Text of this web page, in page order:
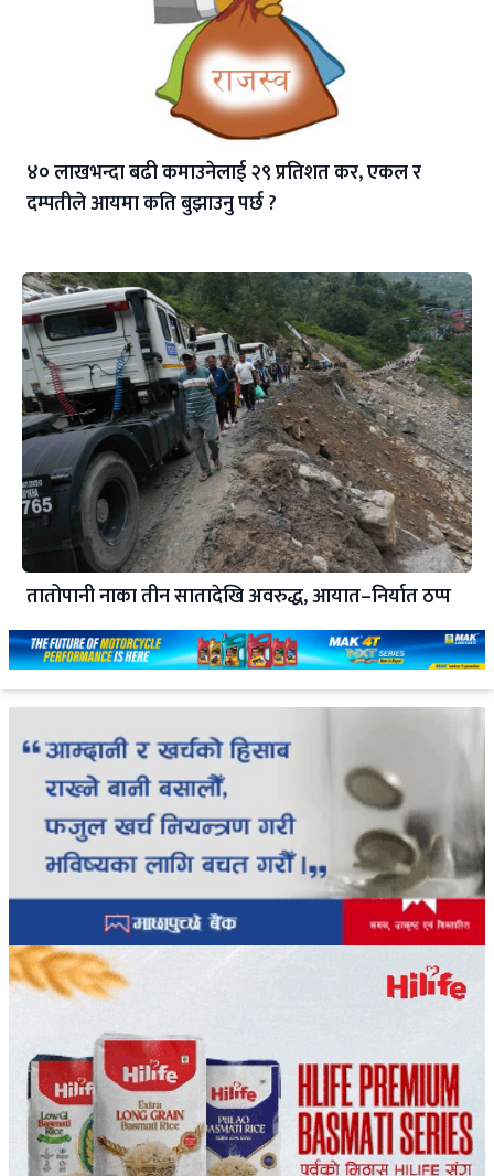
४० लाखभन्दा बढी कमाउनेलाई २९ प्रतिशत कर, एकल र
दम्पतीले आयमा कति बुझाउनु पर्छ ?
तातोपानी नाका तीन सातादेखि अवरुद्ध, आयात–निर्यात ठप्प